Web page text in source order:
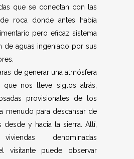
que se conectan con las
roca donde antes había
pero eficaz sistema
de aguas ingeniado por sus
de generar una atmósfera
que nos lleve siglos atrás,
provisionales de los
menudo para descansar de
desde y hacia la sierra. Allí,
denominadas
el visitante puede observar